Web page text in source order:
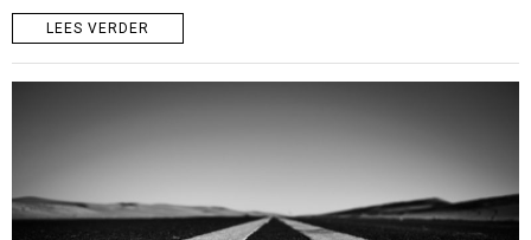
LEES VERDER